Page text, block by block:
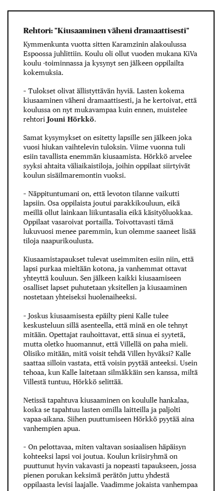
Rehtori: "Kiusaaminen väheni dramaattisesti"
Kymmenkunta vuotta sitten Karamzinin alakoulussa
Espoossa juhlittiin. Koulu oli ollut vuoden mukana KiVa
koulu -toiminnassa ja kysynyt sen jälkeen oppilailta
kokemuksia.
– Tulokset olivat ällistyttävän hyviä. Lasten kokema
kiusaaminen väheni dramaattisesti, ja he kertoivat, että
koulussa on nyt mukavampaa kuin ennen, muistelee
rehtori Jouni Hörkkö.
Samat kysymykset on esitetty lapsille sen jälkeen joka
vuosi hiukan vaihtelevin tuloksin. Viime vuonna tuli
esiin tavallista enemmän kiusaamista. Hörkkö arvelee
syyksi ahtaita väliaikaistiloja, joihin oppilaat siirtyivät
koulun sisäilmaremontin vuoksi.
– Näppituntumani on, että levoton tilanne vaikutti
lapsiin. Osa oppilaista joutui parakkikouluun, eikä
meillä ollut lainkaan liikuntasalia eikä käsityöluokkaa.
Oppilaat vasaroivat portailla. Toivottavasti tämä
lukuvuosi menee paremmin, kun olemme saaneet lisää
tiloja naapurikoulusta.
Kiusaamistapaukset tulevat useimmiten esiin niin, että
lapsi purkaa mieltään kotona, ja vanhemmat ottavat
yhteyttä kouluun. Sen jälkeen kaikki kiusaamiseen
osalliset lapset puhutetaan yksitellen ja kiusaaminen
nostetaan yhteiseksi huolenaiheeksi.
– Joskus kiusaamisesta epäilty pieni Kalle tulee
keskusteluun sillä asenteella, että minä en ole tehnyt
mitään. Opettajat rauhoittavat, että sinua ei syytetä,
mutta oletko huomannut, että Villellä on paha mieli.
Olisiko mitään, mitä voisit tehdä Villen hyväksi? Kalle
saattaa silloin vastata, että voisin pyytää anteeksi. Usein
tehoaa, kun Kalle laitetaan silmäkkäin sen kanssa, miltä
Villestä tuntuu, Hörkkö selittää.
Netissä tapahtuva kiusaaminen on koululle hankalaa,
koska se tapahtuu lasten omilla laitteilla ja paljolti
vapaa-aikana. Siihen puuttumiseen Hörkkö pyytää aina
vanhempien apua.
– On pelottavaa, miten valtavan sosiaalisen häpäisyn
kohteeksi lapsi voi joutua. Koulun kriisiryhmä on
puuttunut hyvin vakavasti ja nopeasti tapaukseen, jossa
pienen porukan keksimä perätön juttu yhdestä
oppilaasta levisi laajalle. Vaadimme jokaista vanhempaa